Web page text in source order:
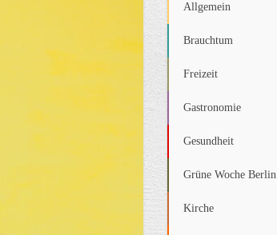
Allgemein
Brauchtum
Freizeit
Gastronomie
Gesundheit
Grüne Woche Berlin
Kirche